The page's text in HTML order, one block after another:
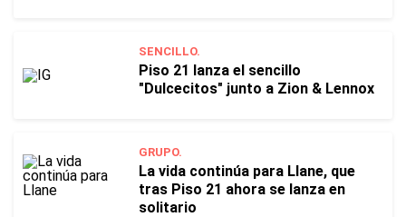
SENCILLO.
Piso 21 lanza el sencillo
"Dulcecitos" junto a Zion & Lennox
GRUPO.
La vida continúa para Llane, que
tras Piso 21 ahora se lanza en
solitario